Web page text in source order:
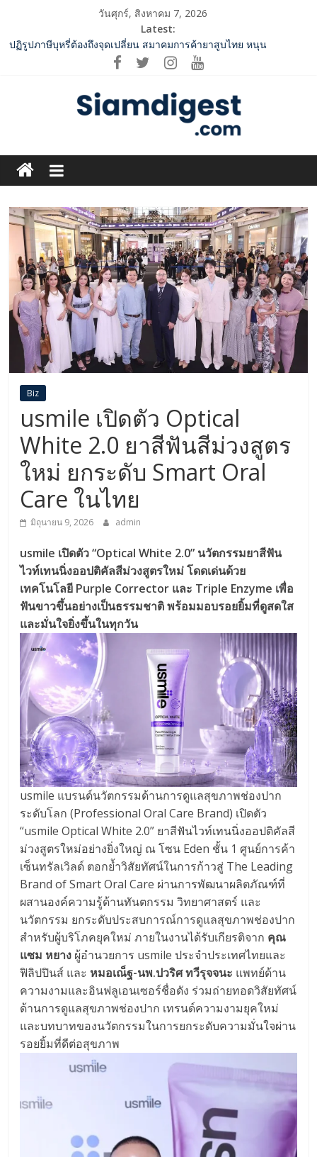
content
วันศุกร์, สิงหาคม 7, 2026
Latest:
ปฏิรูปภาษีบุหรี่ต้องถึงจุดเปลี่ยน สมาคมการค้ายาสูบไทย หนุน
โครงสร้างอัตราเดียว ลดบิดเบือนตลาด เพิ่มประสิทธิภาพจัดเก็บรายได้
ครั้งสำคัญ ส่งศิลปิน “เบสท์ – เบลล์” ปล่อยซิงเกิ้ลพิเศษ เอาใจคนอิน
SME D Bank ผนึกกำลัง สถาบันอาหาร เปิดตัว “FOODNext SME D
Navigator” ชูยุทธศาสตร์ “แหล่งทุนคู่องค์ความรู้” ติดปีก SME อาหาร
ไทยแข่งขันได้ในเวทีโลก
ททท. จับมือ TransNusa Airline – Traveloka ยกระดับการเชื่อมโยง
ไทย–อินโดนีเซีย ดันไทยสู่จุดหมายปลายทางคุณภาพ เชื่อม Asean
กกท.เปิดเกมรุก! ดันเอเชียนเกมส์ให้เป็นมากกว่าการแข่งขัน ผ่าน
แคมเปญระดับชาติ
Siam
Digest.com
ฺีBusiness
Variety
Biz
usmile เปิดตัว Optical
White 2.0 ยาสีฟันสีม่วงสูตร
ใหม่ ยกระดับ Smart Oral
Care ในไทย
มิถุนายน 9, 2026 admin
usmile เปิดตัว “Optical White 2.0” นวัตกรรมยาสีฟัน
ไวท์เทนนิ่งออปติคัลสีม่วงสูตรใหม่ โดดเด่นด้วย
เทคโนโลยี Purple Corrector และ Triple Enzyme เพื่อ
ฟันขาวขึ้นอย่างเป็นธรรมชาติ พร้อมมอบรอยยิ้มที่ดูสดใส
และมั่นใจยิ่งขึ้นในทุกวัน
usmile แบรนด์นวัตกรรมด้านการดูแลสุขภาพช่องปาก
ระดับโลก (Professional Oral Care Brand) เปิดตัว
“usmile Optical White 2.0” ยาสีฟันไวท์เทนนิ่งออปติคัลสี
ม่วงสูตรใหม่อย่างยิ่งใหญ่ ณ โซน Eden ชั้น 1 ศูนย์การค้า
เซ็นทรัลเวิลด์ ตอกย้ำวิสัยทัศน์ในการก้าวสู่ The Leading
Brand of Smart Oral Care ผ่านการพัฒนาผลิตภัณฑ์ที่
ผสานองค์ความรู้ด้านทันตกรรม วิทยาศาสตร์ และ
นวัตกรรม ยกระดับประสบการณ์การดูแลสุขภาพช่องปาก
สำหรับผู้บริโภคยุคใหม่ ภายในงานได้รับเกียรติจาก คุณ
แซม หยาง ผู้อำนวยการ usmile ประจำประเทศไทยและ
ฟิลิปปินส์ และ หมอเณ็ฐ-นพ.ปวริศ ทวีรุจจนะ แพทย์ด้าน
ความงามและอินฟลูเอนเซอร์ชื่อดัง ร่วมถ่ายทอดวิสัยทัศน์
ด้านการดูแลสุขภาพช่องปาก เทรนด์ความงามยุคใหม่
และบทบาทของนวัตกรรมในการยกระดับความมั่นใจผ่าน
รอยยิ้มที่ดีต่อสุขภาพ